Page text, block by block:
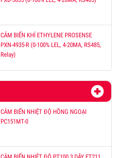
CẢM BIẾN KHÍ ETHYLENE PROSENSE
PXN-4935-R (0-100% LEL, 4-20MA, RS485,
Relay)
CẢM BIẾN NHIỆT ĐỘ HỒNG NGOẠI
PC151MT-0